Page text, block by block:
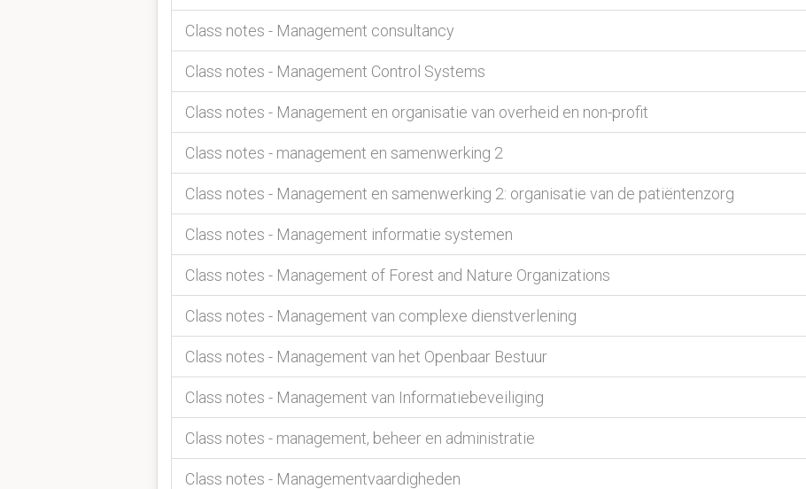
Class notes - Management consultancy
Class notes - Management Control Systems
Class notes - Management en organisatie van overheid en non-profit
Class notes - management en samenwerking 2
Class notes - Management en samenwerking 2: organisatie van de patiëntenzorg
Class notes - Management informatie systemen
Class notes - Management of Forest and Nature Organizations
Class notes - Management van complexe dienstverlening
Class notes - Management van het Openbaar Bestuur
Class notes - Management van Informatiebeveiliging
Class notes - management, beheer en administratie
Class notes - Managementvaardigheden